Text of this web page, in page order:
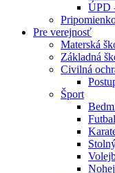
ÚPD
Pre verejnosť
Materská
Základná
Civilná
Šport
Futbal